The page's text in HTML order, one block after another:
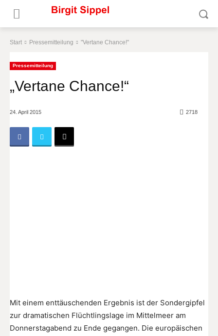
Start Pressemitteilung "Vertane Chance!"
Pressemitteilung
„Vertane Chance!“
24. April 2015 2718
Mit einem enttäuschenden Ergebnis ist der Sondergipfel
zur dramatischen Flüchtlingslage im Mittelmeer am
Donnerstagabend zu Ende gegangen. Die europäischen